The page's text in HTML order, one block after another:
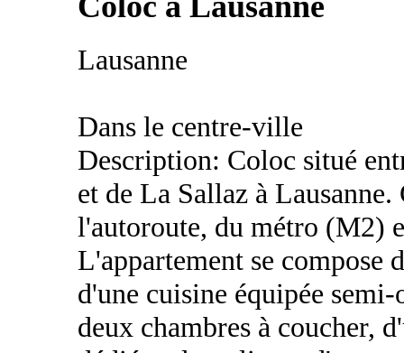
Lausanne
Dans le centre-ville
Description: Coloc situé
et de La Sallaz à
l'autoroute, du métro (M2)
L'appartement se compose
d'une cuisine équipée semi-
deux chambres à coucher,